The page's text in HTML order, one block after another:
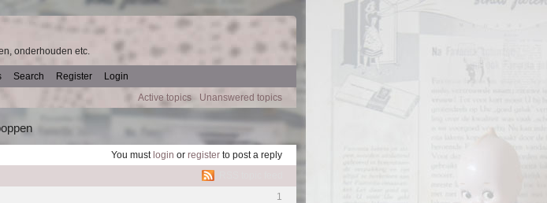
onderhouden etc.
Search Register
Login
Active topics Unanswered topics
You must login or register to post a reply
1